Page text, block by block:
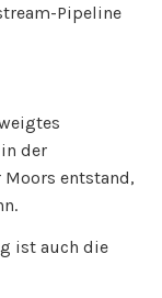
Pipeline
der
entstand,
ist auch die